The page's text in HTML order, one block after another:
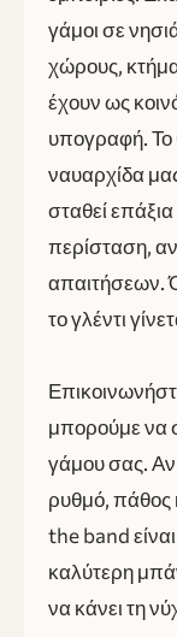
γάμοι σε
χώρους,
έχουν ως
υπογραφή. Το
ναυαρχίδα
σταθεί
περίσταση,
απαιτήσεων.
το γλέντι
μπορούμε να
γάμου σας. Αν
ρυθμό, πάθος
the band
καλύτερη
να κάνει τη